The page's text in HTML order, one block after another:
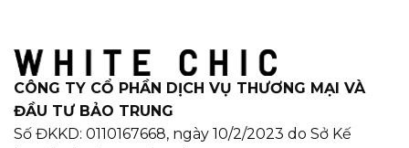
CÔNG TY CỔ PHẦN DỊCH VỤ THƯƠNG MẠI VÀ
ĐẦU TƯ BẢO TRUNG
Số ĐKKD: 0110167668, ngày 10/2/2023 do Sở Kế